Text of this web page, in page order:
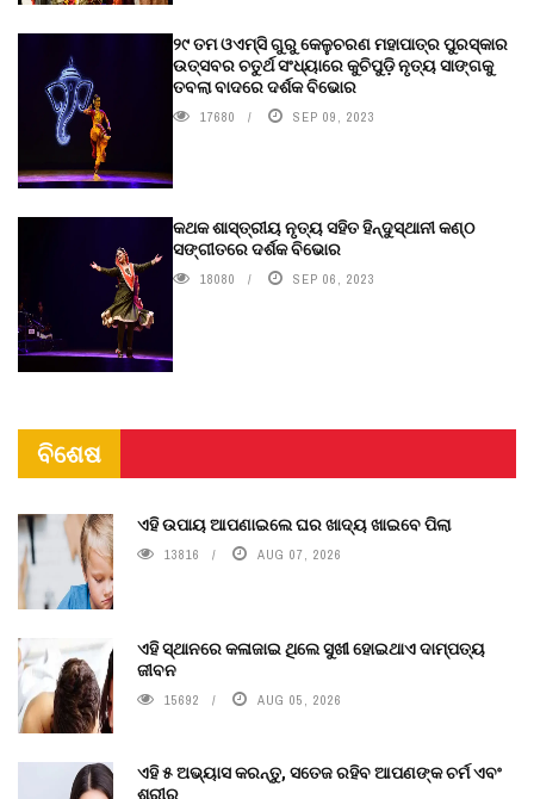
୨୯ ତମ ଓଏମ୍‌ସି ଗୁରୁ କେଳୁଚରଣ ମହାପାତ୍ର ପୁରସ୍କାର
ଉତ୍ସବର ଚତୁର୍ଥ ସଂଧ୍ୟାରେ କୁଚିପୁଡ଼ି ନୃତ୍ୟ ସାଙ୍ଗକୁ
ତବଲା ବାଦରେ ଦର୍ଶକ ବିଭୋର
17680 SEP 09, 2023
କଥକ ଶାସ୍ତ୍ରୀୟ ନୃତ୍ୟ ସହିତ ହିନ୍ଦୁସ୍ଥାନୀ କଣ୍ଠ
ସଙ୍ଗୀତରେ ଦର୍ଶକ ବିଭୋର
18080 SEP 06, 2023
ବିଶେଷ
ଏହି ଉପାୟ ଆପଣାଇଲେ ଘର ଖାଦ୍ୟ ଖାଇବେ ପିଲା
13816 AUG 07, 2026
ଏହି ସ୍ଥାନରେ କଳାଜାଇ ଥିଲେ ସୁଖୀ ହୋଇଥାଏ ଦାମ୍ପତ୍ୟ
ଜୀବନ
15692 AUG 05, 2026
ଏହି ୫ ଅଭ୍ୟାସ କରନ୍ତୁ, ସତେଜ ରହିବ ଆପଣଙ୍କ ଚର୍ମ ଏବଂ
ଶରୀର